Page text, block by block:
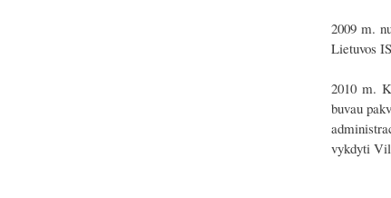
2009 m.
Lietuvos
2010 m.
buvau
vykdyti